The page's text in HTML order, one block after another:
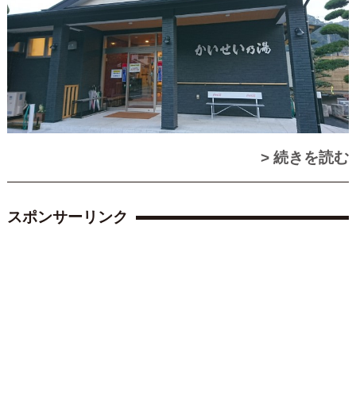
> 続きを読む
スポンサーリンク